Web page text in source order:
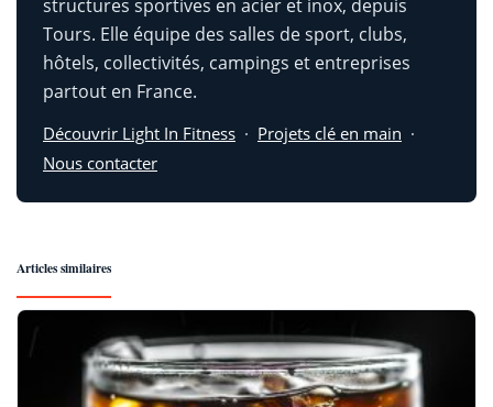
structures sportives en acier et inox, depuis
Tours. Elle équipe des salles de sport, clubs,
hôtels, collectivités, campings et entreprises
partout en France.
Découvrir Light In Fitness · Projets clé en main ·
Nous contacter
Articles similaires